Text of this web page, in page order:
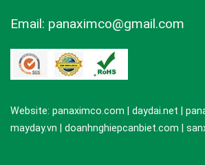
Email: panaximco@gmail.com
Website: panaximco.com | daydai.net |
mayday.vn | doanhnghiepcanbiet.com |